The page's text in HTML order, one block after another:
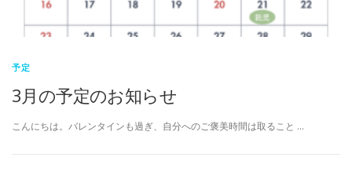
予定
3月の予定のお知らせ
こんにちは。バレンタインも過ぎ、自分へのご褒美時間は取ること …